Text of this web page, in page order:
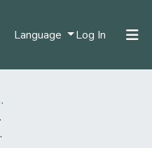
Language Log In (current)
Administrativas
departamento de Antioquia.